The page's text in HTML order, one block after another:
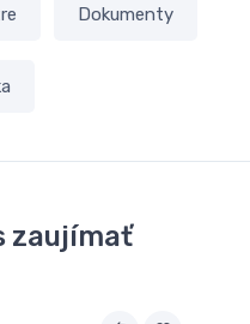
Dokumenty
zaujímať